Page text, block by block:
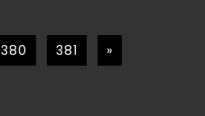
380 381 »